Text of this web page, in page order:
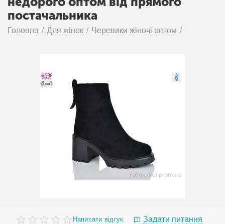
постачальника
Головна / Для жінок / Черевики жіночі оптом /
Написати відгук
Задати питання